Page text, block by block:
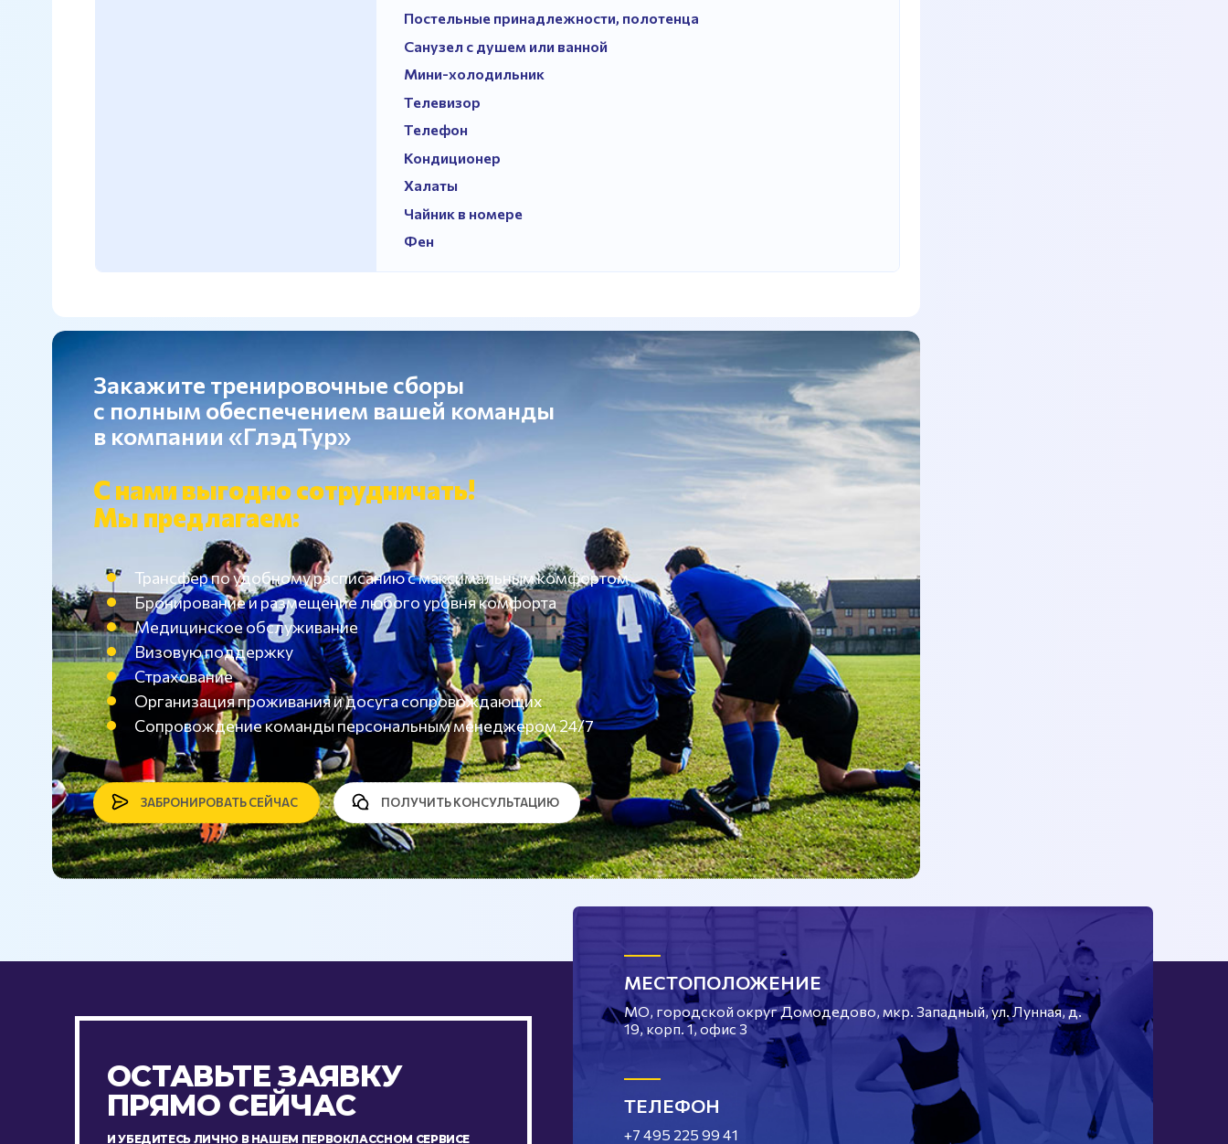
Постельные принадлежности, полотенца
Санузел с душем или ванной
Мини-холодильник
Телевизор
Телефон
Кондиционер
Халаты
Чайник в номере
Фен
Закажите тренировочные сборы
с полным обеспечением вашей команды
в компании «ГлэдТур»
С нами выгодно сотрудничать!
Мы предлагаем:
Трансфер по удобному расписанию с максимальным комфортом
Бронирование и размещение любого уровня комфорта
Медицинское обслуживание
Визовую поддержку
Страхование
Организация проживания и досуга сопровождающих
Сопровождение команды персональным менеджером 24/7
ЗАБРОНИРОВАТЬ СЕЙЧАС ПОЛУЧИТЬ КОНСУЛЬТАЦИЮ
ОСТАВЬТЕ ЗАЯВКУ
ПРЯМО СЕЙЧАС
И УБЕДИТЕСЬ ЛИЧНО В НАШЕМ ПЕРВОКЛАССНОМ СЕРВИСЕ
МЕСТОПОЛОЖЕНИЕ
МО, городской округ Домодедово, мкр. Западный, ул. Лунная, д.
19, корп. 1, офис 3
ТЕЛЕФОН
+7 495 225 99 41